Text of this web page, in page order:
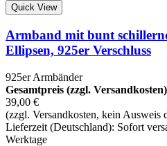
Quick View
Armband mit bunt
Ellipsen, 925er Verschluss
925er Armbänder
Gesamtpreis (zzgl.
39,00 €
(zzgl. Versandkosten, kein Ausweis
Lieferzeit (Deutschland): Sofort
Werktage